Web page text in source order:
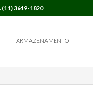
(11) 3649-1820
ARMAZENAMENTO